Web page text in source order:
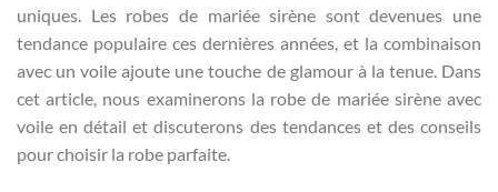
uniques. Les robes de mariée sirène sont devenues une
tendance populaire ces dernières années, et la combinaison
avec un voile ajoute une touche de glamour à la tenue. Dans
cet article, nous examinerons la robe de mariée sirène avec
voile en détail et discuterons des tendances et des conseils
pour choisir la robe parfaite.